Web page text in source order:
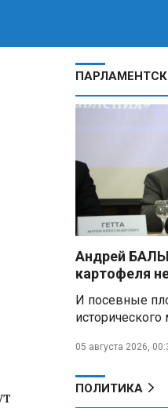
Андрей
картофеля
И посевные
05 августа 2026,
ПОЛИТИКА